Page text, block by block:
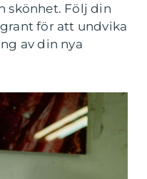
skönhet. Följ din
för att undvika
av din nya